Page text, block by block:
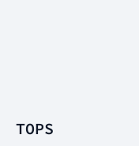
TOPS